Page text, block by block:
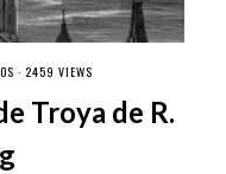
· 2459 VIEWS
Troya de R.